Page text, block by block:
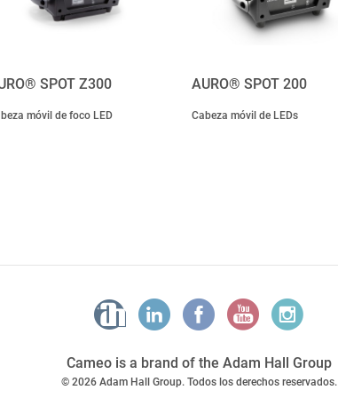
SPOT Z300
móvil de foco LED
AURO® SPOT 200
Cabeza móvil de LEDs
Cameo is a brand of the Adam Hall Group
© 2026 Adam Hall Group. Todos los derechos reservados.